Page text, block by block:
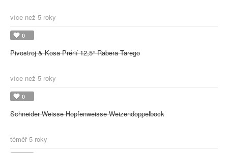
více než 5 roky
0
Pivostroj & Kosa Prérií 12,5° Rabera Tarego
více než 5 roky
0
Schneider Weisse Hopfenweisse Weizendoppelbock
téměř 5 roky